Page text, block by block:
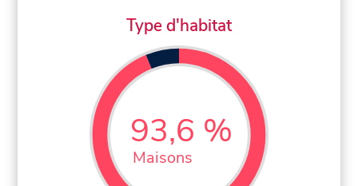
Type d'habitat
93,6 %
Maisons